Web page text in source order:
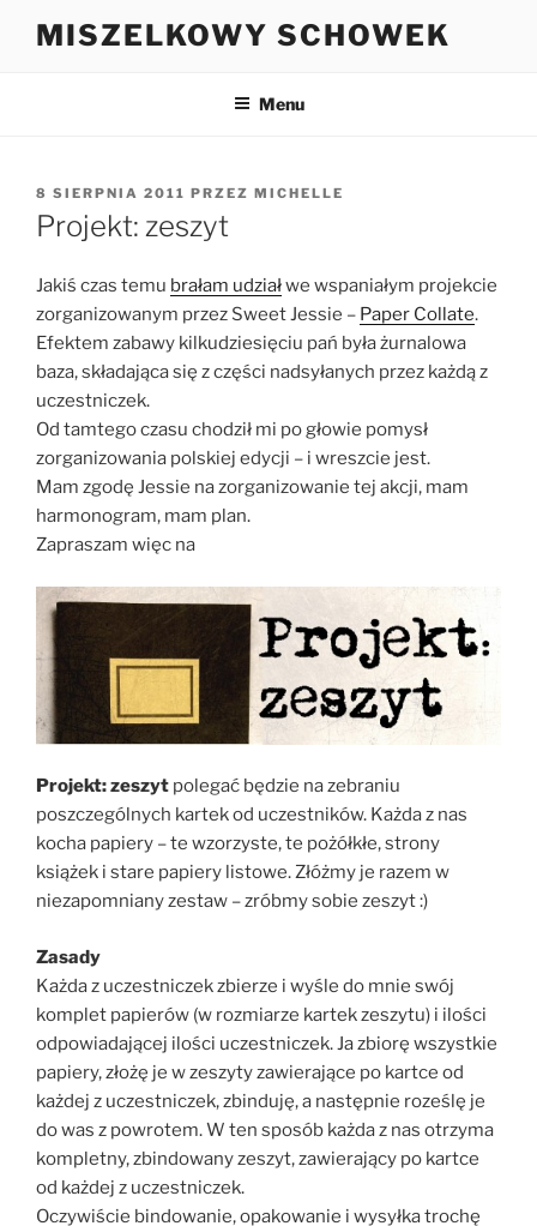
MISZELKOWY SCHOWEK
Menu
OPUBLIKOWANE
W
8 SIERPNIA 2011 PRZEZ MICHELLE
Projekt: zeszyt
Jakiś czas temu brałam udziałwe wspaniałym projekcie
zorganizowanym przez Sweet Jessie – Paper Collate.
Efektem zabawy kilkudziesięciu pań była żurnalowa
baza, składająca się z części nadsyłanych przez każdą z
uczestniczek.
Od tamtego czasu chodził mi po głowie pomysł
zorganizowania polskiej edycji – i wreszcie jest.
Mam zgodę Jessie na zorganizowanie tej akcji, mam
harmonogram, mam plan.
Zapraszam więc na
Projekt: zeszyt polegać będzie na zebraniu
poszczególnych kartek od uczestników. Każda z nas
kocha papiery – te wzorzyste, te pożółkłe, strony
książek i stare papiery listowe. Złóżmy je razem w
niezapomniany zestaw – zróbmy sobie zeszyt :)
Zasady
Każda z uczestniczek zbierze i wyśle do mnie swój
komplet papierów (w rozmiarze kartek zeszytu) i ilości
odpowiadającej ilości uczestniczek. Ja zbiorę wszystkie
papiery, złożę je w zeszyty zawierające po kartce od
każdej z uczestniczek, zbinduję, a następnie roześlę je
do was z powrotem. W ten sposób każda z nas otrzyma
kompletny, zbindowany zeszyt, zawierający po kartce
od każdej z uczestniczek.
Oczywiście bindowanie, opakowanie i wysyłka trochę